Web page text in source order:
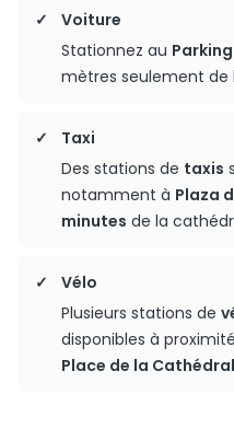
Voiture
Stationnez au
mètres seulement de
Taxi
Des stations de taxis
notamment à Plaza
minutes de la
Vélo
Plusieurs stations de
disponibles à
Place de la